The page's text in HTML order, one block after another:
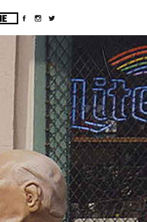
10/d43051023/htdocs/wordpress/wp-